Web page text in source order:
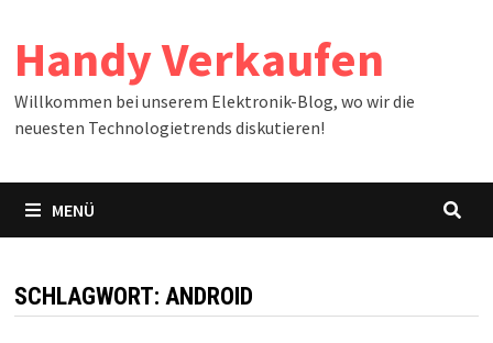
Inhalt
springen
Handy Verkaufen
Willkommen bei unserem Elektronik-Blog, wo wir die
neuesten Technologietrends diskutieren!
MENÜ
SCHLAGWORT: ANDROID